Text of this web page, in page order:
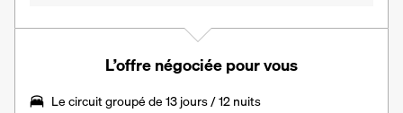
L’offre négociée pour vous
Lecircuit groupé de 13 jours / 12 nuits